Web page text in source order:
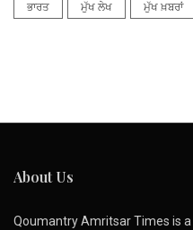
ਭਾਰਤ ਮੁੱਖ ਲੇਖ ਮੁੱਖ ਖ਼ਬਰਾਂ
About Us
Qoumantry Amritsar Times is